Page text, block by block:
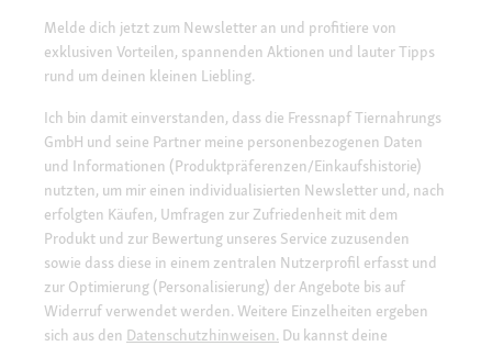
Melde dich jetzt zum Newsletter an und profitiere von
exklusiven Vorteilen, spannenden Aktionen und lauter Tipps
rund um deinen kleinen Liebling.
Ich bin damit einverstanden, dass die Fressnapf Tiernahrungs
GmbH und seine Partner meine personenbezogenen Daten
und Informationen (Produktpräferenzen/Einkaufshistorie)
nutzten, um mir einen individualisierten Newsletter und, nach
erfolgten Käufen, Umfragen zur Zufriedenheit mit dem
Produkt und zur Bewertung unseres Service zuzusenden
sowie dass diese in einem zentralen Nutzerprofil erfasst und
zur Optimierung (Personalisierung) der Angebote bis auf
Widerruf verwendet werden. Weitere Einzelheiten ergeben
sich aus den Datenschutzhinweisen. Du kannst deine